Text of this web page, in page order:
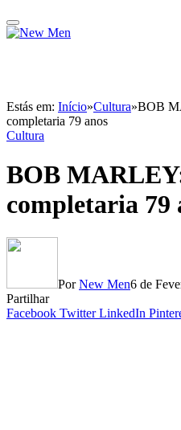
Estás em: Início»Cultura»BOB
completaria 79 anos
Cultura
BOB
completaria 79
Por New Men6 de
Partilhar
Facebook Twitter LinkedIn